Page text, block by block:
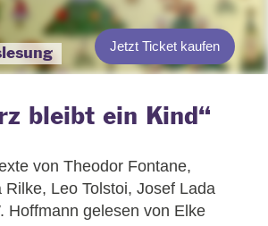
Jetzt Ticket kaufen
bleibt ein Kind“
von Theodor Fontane,
Rilke, Leo Tolstoi, Josef Lada
Hoffmann gelesen von Elke